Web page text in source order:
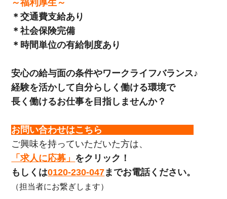
～福利厚生～
＊交通費支給あり
＊社会保険完備
＊時間単位の有給制度あり
安心の給与面の条件やワークライフバランス♪
経験を活かして自分らしく働ける環境で
長く働けるお仕事を目指しませんか？
お問い合わせはこちら
ご興味を持っていただいた方は、
「求人に応募」 をクリック！
もしくは0120-230-047までお電話ください。
（担当者にお繋ぎします）